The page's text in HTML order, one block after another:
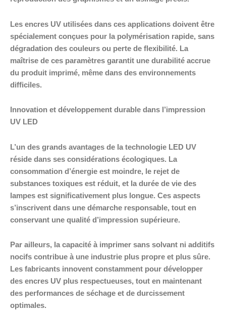
Les encres UV utilisées dans ces applications doivent être
spécialement conçues pour la polymérisation rapide, sans
dégradation des couleurs ou perte de flexibilité. La
maîtrise de ces paramètres garantit une durabilité accrue
du produit imprimé, même dans des environnements
difficiles.
Innovation et développement durable dans l’impression
UV LED
L’un des grands avantages de la technologie LED UV
réside dans ses considérations écologiques. La
consommation d’énergie est moindre, le rejet de
substances toxiques est réduit, et la durée de vie des
lampes est significativement plus longue. Ces aspects
s’inscrivent dans une démarche responsable, tout en
conservant une qualité d’impression supérieure.
Par ailleurs, la capacité à imprimer sans solvant ni additifs
nocifs contribue à une industrie plus propre et plus sûre.
Les fabricants innovent constamment pour développer
des encres UV plus respectueuses, tout en maintenant
des performances de séchage et de durcissement
optimales.